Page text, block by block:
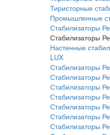
Тиристорные
Промышленные
Стабилизаторы
Стабилизаторы
Настенные
LUX
Стабилизаторы
Стабилизаторы
Стабилизаторы
Стабилизаторы
Стабилизаторы
Стабилизаторы
Стабилизаторы